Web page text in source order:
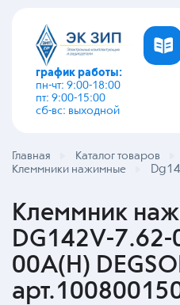
график работы:
пн-чт: 9:00-18:00
пт: 9:00-15:00
сб-вс: выходной
Главная Каталог товаров
Клеммники нажимные
Клеммник
DG142V-7.62-
00A(H)